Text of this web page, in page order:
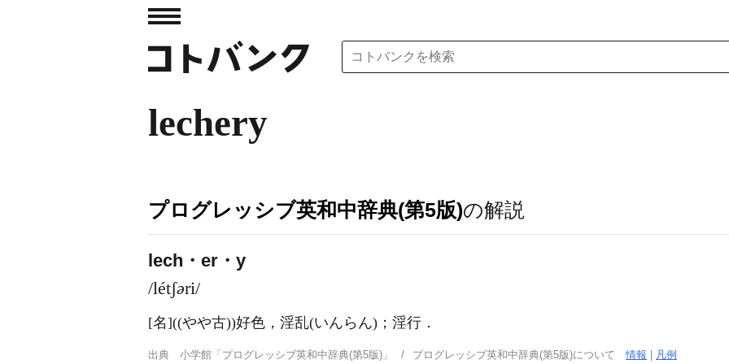
lechery
プログレッシブ英和中辞典(第5版)の解説
lech・er・y
/létʃəri/
[名]((やや古))好色，淫乱(いんらん) ；淫行 ．
出典 小学館「プログレッシブ英和中辞典(第5版)」 プログレッシブ英和中辞典(第5版)について情報 凡例